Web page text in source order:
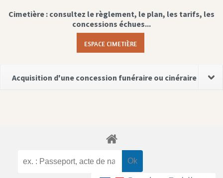
Cimetière : consultez le règlement, le plan, les tarifs, les
concessions échues...
ESPACE CIMETIÈRE
Acquisition d'une concession funéraire ou cinéraire